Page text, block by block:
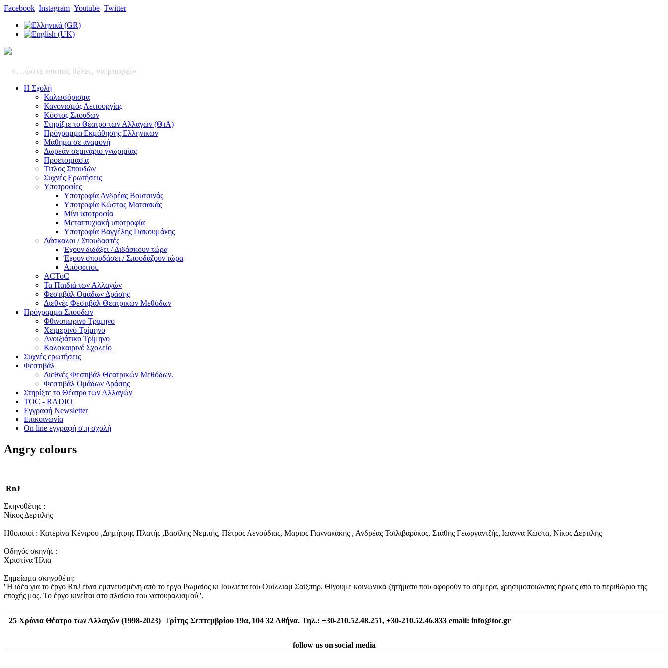
Facebook Instagram Youtube Twitter
«…ώστε όποιος θέλει, να μπορεί»
Η Σχολή
Καλωσόρισμα
Κανονισμός Λειτουργίας
Κόστος Σπουδών
Στηρίξτε το Θέατρο των Αλλαγών (ΘτΑ)
Πρόγραμμα Εκμάθησης Ελληνικών
Μάθημα σε αναμονή
Δωρεάν σεμινάριο γνωριμίας
Προετοιμασία
Τίτλος Σπουδών
Συχνές Ερωτήσεις
Υποτροφίες
Υποτροφία Ανδρέας Βουτσινάς
Υποτροφία Κώστας Ματσακάς
Μίνι υποτροφία
Μεταπτυχιακή υποτροφία
Υποτροφία Βαγγέλης Γιακουμάκης
Δάσκαλοι / Σπουδαστές
Έχουν διδάξει / Διδάσκουν τώρα
Έχουν σπουδάσει / Σπουδάζουν τώρα
Απόφοιτοι.
ACToC
Τα Παιδιά των Αλλαγών
Φεστιβάλ Ομάδων Δράσης
Διεθνές Φεστιβάλ Θεατρικών Μεθόδων
Πρόγραμμα Σπουδών
Φθινοπωρινό Τρίμηνο
Χειμερινό Τρίμηνο
Ανοιξιάτικο Τρίμηνο
Καλοκαιρινό Σχολείο
Συχνές ερωτήσεις
Φεστιβάλ
Διεθνές Φεστιβάλ Θεατρικών Μεθόδων.
Φεστιβάλ Ομάδων Δράσης
Στηρίξτε το Θέατρο των Αλλαγών
TOC - RADIO
Εγγραφή Newsletter
Επικοινωνία
On line εγγραφή στη σχολή
Angry colours
RnJ
Σκηνοθέτης :
Νίκος Δερτιλής
Ηθοποιοί : Κατερίνα Κέντρου ,Δημήτρης Πλατής ,Βασίλης Νεμπής, Πέτρος Λενούδιας, Μαριος Γιαννακάκης , Ανδρέας Τσιλιβαράκος, Στάθης Γεωργαντζής, Ιωάννα Κώστα, Νίκος Δερτιλής
Οδηγός σκηνής :
Χριστίνα Ήλια
Σημείωμα σκηνοθέτη:
''Η ιδέα για το έργο RnJ είναι εμπνευσμένη από το έργο Ρωμαίος κι Ιουλιέτα του Ουίλλιαμ Σαίξπηρ. Θίγουμε κοινωνικά ζητήματα που αφορούν το σήμερα, χρησιμοποιώντας ήρωες από το περιθώριο της
εποχής μας. Το έργο κινείται στο πλαίσιο του νατουραλισμού''.
25 Χρόνια Θέατρο των Αλλαγών (1998-2023) Τρίτης Σεπτεμβρίου 19α, 104 32 Αθήνα. Τηλ.: +30-210.52.48.251, +30-210.52.46.833 email: info@toc.gr
follow us on social media